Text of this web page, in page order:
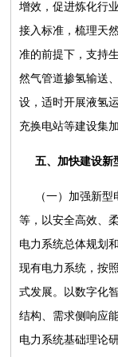
增效，促进炼化行
接入标准，梳理天
准的前提下，支持
然气管道掺氢输送
设，适时开展液氢
充换电站等建设集
五、加快建设新
（一）加强新
等，以安全高效、
电力系统总体规划
现有电力系统，按
式发展。以数字化
结构、需求侧响应
电力系统基础理论